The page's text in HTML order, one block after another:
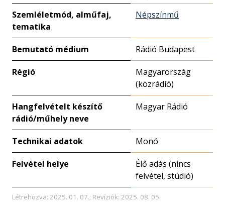
Szemléletmód, alműfaj,
tematika
Népszínmű
Bemutató médium Rádió Budapest
Régió
Magyarország
(közrádió)
Hangfelvételt készítő
rádió/műhely neve
Magyar Rádió
Technikai adatok Monó
Felvétel helye
Élő adás (nincs
felvétel, stúdió)
Létrehozva: 2025. 01. 07.; Revíziók: 2025. 08. 05.